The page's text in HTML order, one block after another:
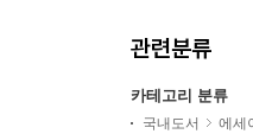
관련분류
카테고리 분류
국내도서 에세